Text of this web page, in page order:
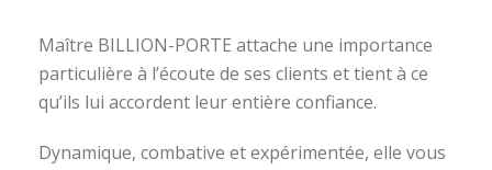
Maître BILLION-PORTE attache une importance
particulière à l’écoute de ses clients et tient à ce
qu’ils lui accordent leur entière confiance.
Dynamique, combative et expérimentée, elle vous